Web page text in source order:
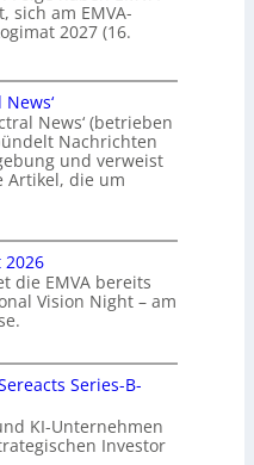
sich am EMVA-
2027 (16.
News‘ (betrieben
Nachrichten
und verweist
Artikel, die um
die EMVA bereits
Vision Night – am
Series-B-
KI-Unternehmen
Investor